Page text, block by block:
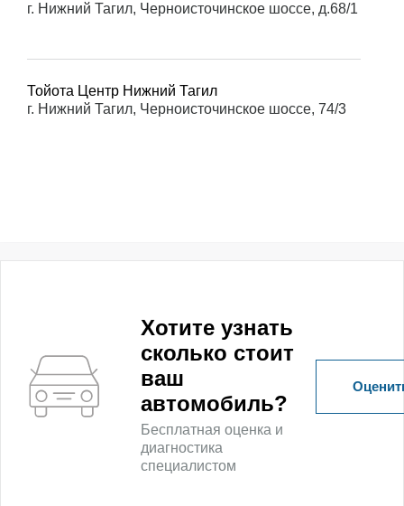
г. Нижний Тагил, Черноисточинское шоссе, д.68/1
Тойота Центр Нижний Тагил
г. Нижний Тагил, Черноисточинское шоссе, 74/3
Хотите узнать
сколько стоит
ваш
автомобиль?
Бесплатная оценка и
диагностика
специалистом